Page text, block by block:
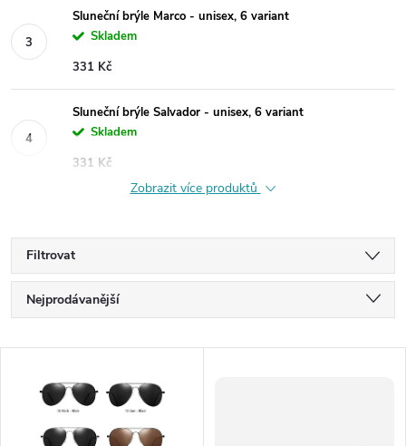
Sluneční brýle Marco - unisex, 6 variant
Skladem
331 Kč
Sluneční brýle Salvador - unisex, 6 variant
Skladem
331 Kč
Zobrazit více produktů
Filtrovat
Ř
a
Nejprodávanější
Abecedně